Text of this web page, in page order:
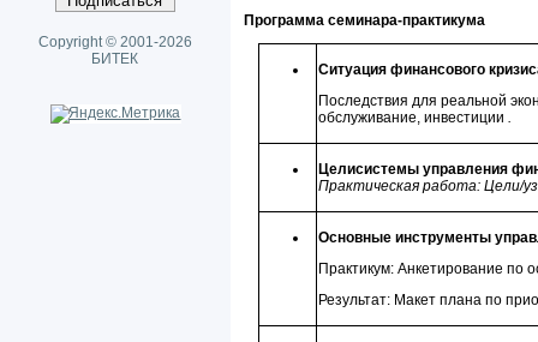
Программа семинара-практикума
Ситуация финансового
Последствия для реальной
обслуживание, инвестиции .
Целисистемы управления
Практическая работа: Цели/
Основные инструменты
Практикум: Анкетирование по
Результат: Макет плана по
Copyright © 2001-2026
БИТЕК